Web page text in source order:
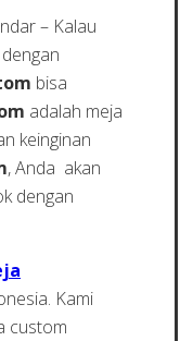
– Kalau
bisa
adalah meja
keinginan
, Anda akan
dengan
Kami
custom